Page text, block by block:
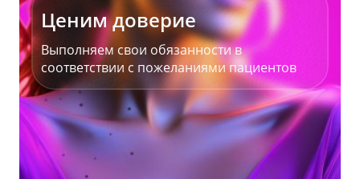
Ценим доверие
Выполняем свои обязанности в
соответствии с пожеланиями пациентов